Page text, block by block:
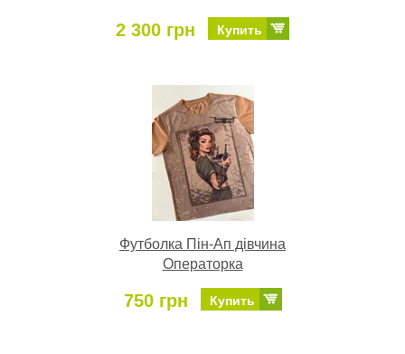
2 300 грн Купить
Футболка Пін-Ап дівчина
Операторка
750 грн Купить